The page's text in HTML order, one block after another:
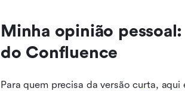
Minha opinião
do Confluence
Para quem precisa da versão curta,